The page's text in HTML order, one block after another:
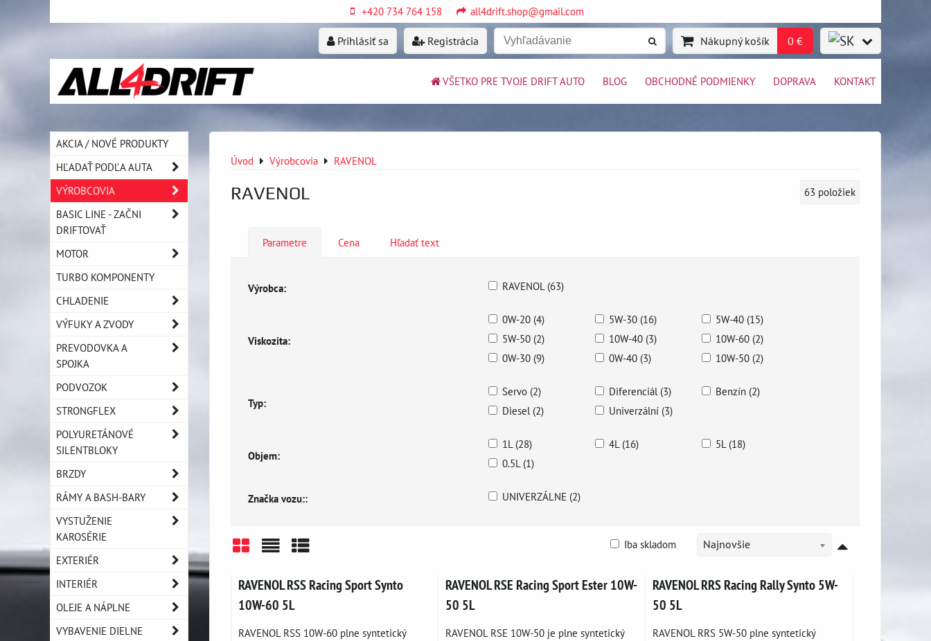
+420 734 764 158 all4drift.shop@gmail.com
Prihlásiť sa Registrácia Nákupný košík 0 €
VŠETKO PRE TVOJE DRIFT AUTO BLOG OBCHODNÉ PODMIENKY DOPRAVA KONTAKT
Úvod Výrobcovia RAVENOL
RAVENOL 63 položiek
Parametre Cena Hľadať text
Výrobca: RAVENOL (63)
Viskozita:
0W-20 (4) 5W-30 (16)
5W-40 (15)
5W-50 (2)
10W-40 (3)
10W-60 (2)
0W-30 (9)
0W-40 (3) 10W-50 (2)
Typ:
Servo (2) Diferenciál (3)
Benzín (2)
Diesel (2)
Univerzální (3)
Objem:
1L (28) 4L (16)
5L (18)
0.5L (1)
Značka vozu:: UNIVERZÁLNE (2)
Najnovšie
Iba skladom
RAVENOL RSS Racing Sport Synto
10W-60 5L
RAVENOL RSS 10W-60 plne syntetický
RAVENOL RSE Racing Sport Ester 10W-
50 5L
RAVENOL RSE 10W-50 je plne syntetický
RAVENOL RRS Racing Rally Synto 5W-
50 5L
RAVENOL RRS 5W-50 plne syntetický
AKCIA / NOVÉ PRODUKTY
HĽADAŤ PODĽA AUTA
VÝROBCOVIA
BASIC LINE - ZAČNI
DRIFTOVAŤ
MOTOR
TURBO KOMPONENTY
CHLADENIE
VÝFUKY A ZVODY
PREVODOVKA A
SPOJKA
PODVOZOK
STRONGFLEX
POLYURETÁNOVÉ
SILENTBLOKY
BRZDY
RÁMY A BASH-BARY
VYSTUŽENIE
KAROSÉRIE
EXTERIÉR
INTERIÉR
OLEJE A NÁPLNE
VYBAVENIE DIELNE